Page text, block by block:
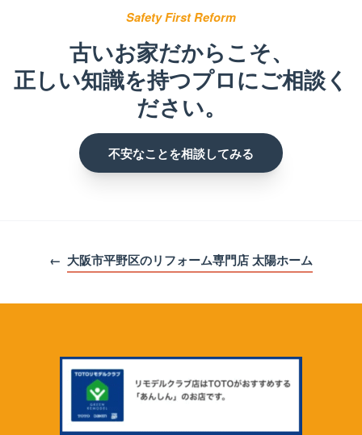
Safety First Reform
古いお家だからこそ、
正しい知識を持つプロにご相談く
ださい。
不安なことを相談してみる
← 大阪市平野区のリフォーム専門店 太陽ホーム